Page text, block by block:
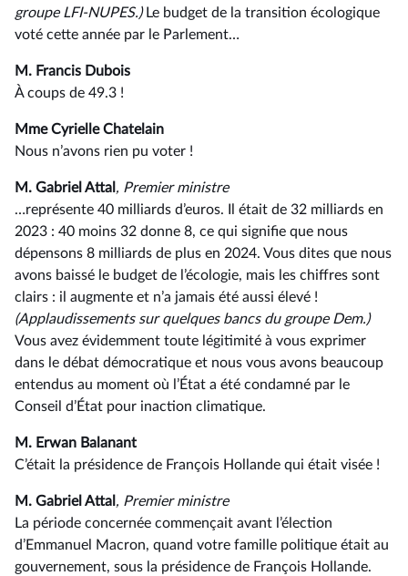
groupe LFI-NUPES.)Le budget de la transition écologique
voté cette année par le Parlement…
M. Francis Dubois
À coups de 49.3 !
Mme Cyrielle Chatelain
Nous n’avons rien pu voter !
M. Gabriel Attal , Premier ministre
…représente 40 milliards d’euros. Il était de 32 milliards en
2023 : 40 moins 32 donne 8, ce qui signifie que nous
dépensons 8 milliards de plus en 2024. Vous dites que nous
avons baissé le budget de l’écologie, mais les chiffres sont
clairs : il augmente et n’a jamais été aussi élevé !
(Applaudissements sur quelques bancs du groupe Dem.)
Vous avez évidemment toute légitimité à vous exprimer
dans le débat démocratique et nous vous avons beaucoup
entendus au moment où l’État a été condamné par le
Conseil d’État pour inaction climatique.
M. Erwan Balanant
C’était la présidence de François Hollande qui était visée !
M. Gabriel Attal , Premier ministre
La période concernée commençait avant l’élection
d’Emmanuel Macron, quand votre famille politique était au
gouvernement, sous la présidence de François Hollande.